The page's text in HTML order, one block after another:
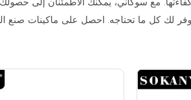
كل ما تحتاجه. احصل على ماكينات صنع